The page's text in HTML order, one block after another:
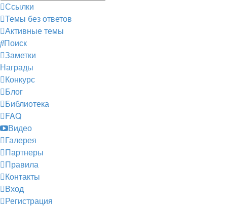
Ссылки
Темы без ответов
Активные темы
Поиск
Заметки
Награды
Конкурс
Блог
Библиотека
FAQ
Видео
Галерея
Партнеры
Правила
Контакты
Вход
Регистрация